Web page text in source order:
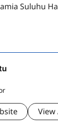
Suluhu
View